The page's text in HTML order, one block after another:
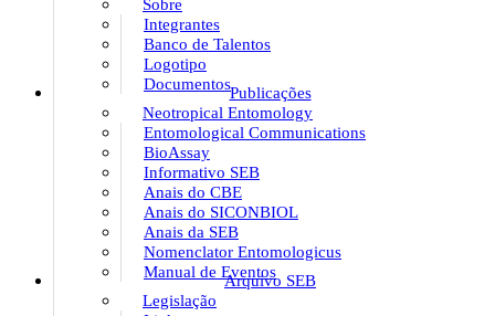
Sobre
Integrantes
Banco de Talentos
Logotipo
DocumentosPublicações
Neotropical Entomology
Entomological Communications
BioAssay
Informativo SEB
Anais do CBE
Anais do SICONBIOL
Anais da SEB
Nomenclator Entomologicus
Manual de Eventos
Arquivo SEB
Legislação